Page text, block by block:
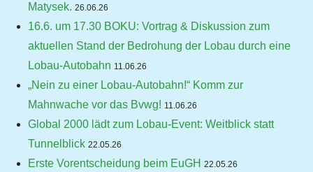
Matysek. 26.06.26
16.6. um 17.30 BOKU: Vortrag & Diskussion zum
aktuellen Stand der Bedrohung der Lobau durch eine
Lobau-Autobahn 11.06.26
„Nein zu einer Lobau-Autobahn!“ Komm zur
Mahnwache vor das Bvwg! 11.06.26
Global 2000 lädt zum Lobau-Event: Weitblick statt
Tunnelblick 22.05.26
Erste Vorentscheidung beim EuGH 22.05.26